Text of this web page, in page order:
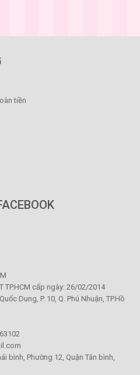
tiền
cấp ngày: 26/02/2014
Dung, P. 10, Q. Phú Nhuận, TP.Hồ
bình, Phường 12, Quận Tân bình,